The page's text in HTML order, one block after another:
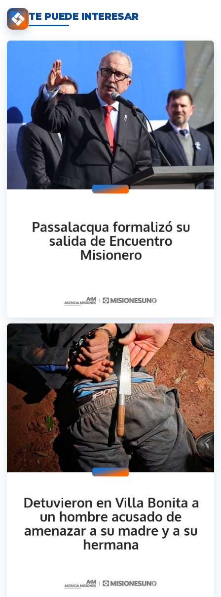
TE PUEDE INTERESAR